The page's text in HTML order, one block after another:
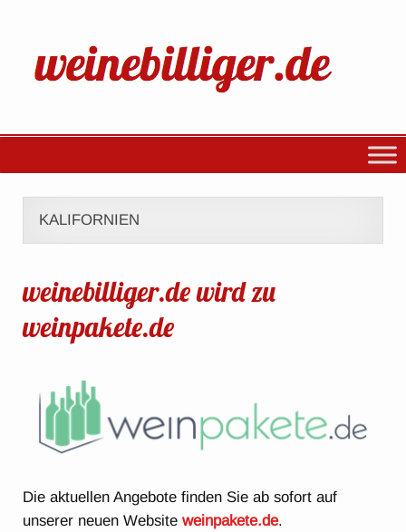
KALIFORNIEN
weinebilliger.de wird zu
weinpakete.de
Die aktuellen Angebote finden Sie ab sofort auf
unserer neuen Websiteweinpakete.de.